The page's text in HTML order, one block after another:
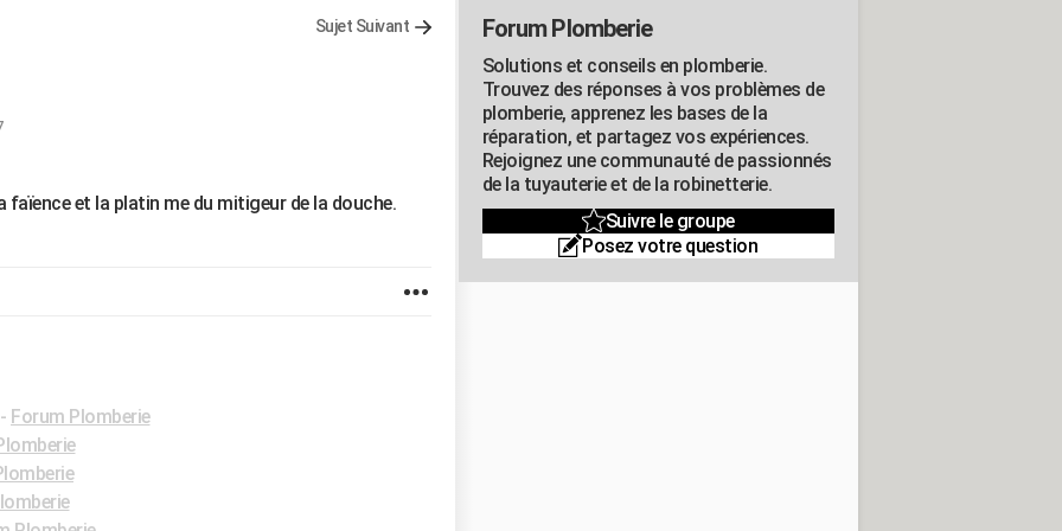
Sujet Suivant
et la platin me du mitigeur de la douche.
- Forum Plomberie
Forum Plomberie
Solutions et conseils en plomberie.
Trouvez des réponses à vos problèmes de
plomberie, apprenez les bases de la
réparation, et partagez vos expériences.
Rejoignez une communauté de passionnés
de la tuyauterie et de la robinetterie.
Suivre le groupe
Posez votre question